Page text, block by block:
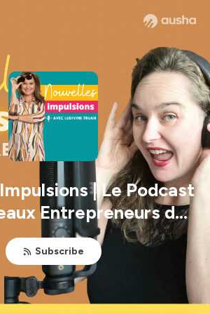
| Le Podcast
Entrepreneurs du
voyage
Subscribe